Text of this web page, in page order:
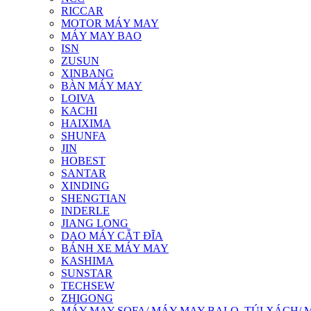
RICCAR
MOTOR MÁY MAY
MÁY MAY BAO
ISN
ZUSUN
XINBANG
BÀN MÁY MAY
LOIVA
KACHI
HAIXIMA
SHUNFA
JIN
HOBEST
SANTAR
XINDING
SHENGTIAN
INDERLE
JIANG LONG
DAO MÁY CẮT ĐĨA
BÁNH XE MÁY MAY
KASHIMA
SUNSTAR
TECHSEW
ZHIGONG